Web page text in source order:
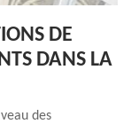
DE
DANS LA
des